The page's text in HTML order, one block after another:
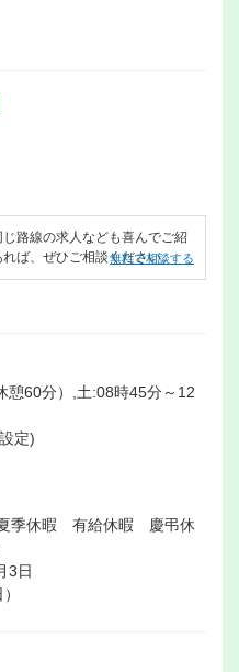
路線の求人なども喜んでご紹
ば、ぜひご相談ください。
無料で相談する
憩60分）,土:08時45分～12
定)
季休暇 有給休暇 慶弔休
3日